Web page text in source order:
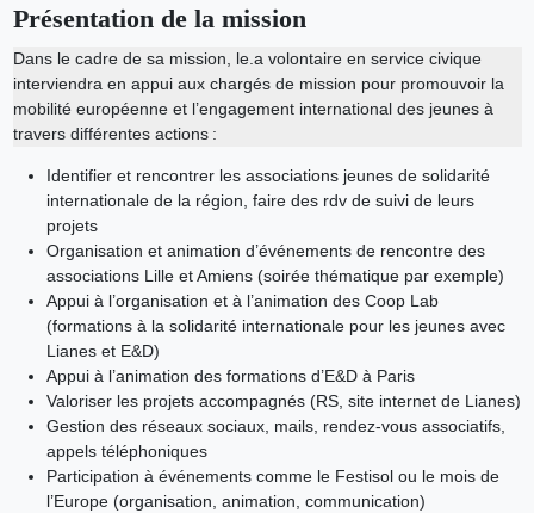
Présentation de la mission
Dans le cadre de sa mission, le.a volontaire en service civique
interviendra en appui aux chargés de mission pour promouvoir la
mobilité européenne et l’engagement international des jeunes à
travers différentes actions :
Identifier et rencontrer les associations jeunes de solidarité
internationale de la région, faire des rdv de suivi de leurs
projets
Organisation et animation d’événements de rencontre des
associations Lille et Amiens (soirée thématique par exemple)
Appui à l’organisation et à l’animation des Coop Lab
(formations à la solidarité internationale pour les jeunes avec
Lianes et E&D)
Appui à l’animation des formations d’E&D à Paris
Valoriser les projets accompagnés (RS, site internet de Lianes)
Gestion des réseaux sociaux, mails, rendez-vous associatifs,
appels téléphoniques
Participation à événements comme le Festisol ou le mois de
l’Europe (organisation, animation, communication)